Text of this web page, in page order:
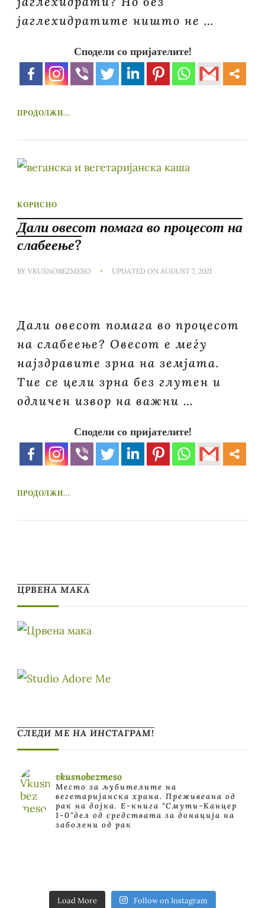
јаглехидратите ништо не …
Сподели со пријателите!
ПРОДОЛЖИ...
КОРИСНО
Дали овесот помага во процесот на
слабеење?
BY VKUSNOBEZMESO UPDATED ON AUGUST 7, 2021
Дали овесот помага во процесот
на слабеење? Овесот е меѓу
најздравите зрна на земјата.
Тие се цели зрна без глутен и
одличен извор на важни …
Сподели со пријателите!
ПРОДОЛЖИ...
ЦРВЕНА МАКА
СЛЕДИ МЕ НА ИНСТАГРАМ!
vkusnobezmeso
Место за љубителите на
вегетаријанска храна. Преживеана од
рак на дојка. E-книга "Смути-Канцер
1-0"дел од средствата за донација на
заболени од рак
Load More Follow on Instagram